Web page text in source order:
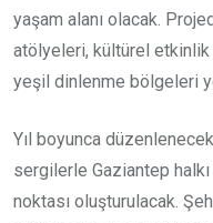
yaşam alanı olacak.
atölyeleri, kültürel etkinlik
yeşil dinlenme bölgeleri
Yıl boyunca
sergilerle Gaziantep
noktası oluşturulacak.